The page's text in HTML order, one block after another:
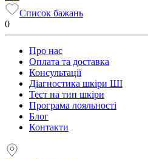
Список бажань
0
Про нас
Оплата та доставка
Консультації
Діагностика шкіри ШІ
Тест на тип шкіри
Програма лояльності
Блог
Контакти